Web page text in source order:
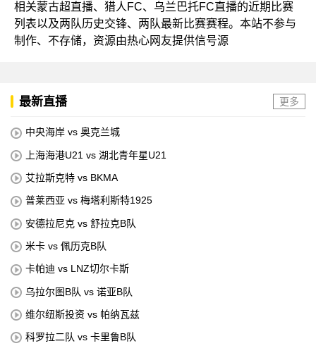
相关蒙古超直播、猎人FC、乌兰巴托FC直播的近期比赛
列表以及两队历史交锋、两队最新比赛赛程。本站不参与
制作、不存储，资源由热心网友提供信号源
最新直播 更多
中央海岸 vs 奥克兰城
上海海港U21 vs 湖北青年星U21
艾拉斯克特 vs BKMA
普莱西亚 vs 梅塔利斯特1925
安德拉尼克 vs 舒拉克B队
米卡 vs 佩历克B队
卡帕迪 vs LNZ切尔卡斯
乌拉尔图B队 vs 诺亚B队
维尔纽斯投资 vs 帕纳瓦兹
科罗拉二队 vs 卡里鲁B队